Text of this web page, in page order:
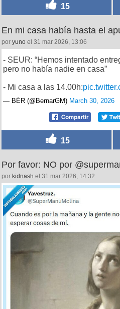
15
En mi casa había hasta el
por yuno el 31 mar 2026, 13:06
- SEUR: “Hemos intentado
pero no había nadie en casa”
- Mi casa a las 14.00h:
— BĒR (@BernarGM) March 30, 2026
15
Por favor: NO por
por kidnash el 31 mar 2026, 14:32